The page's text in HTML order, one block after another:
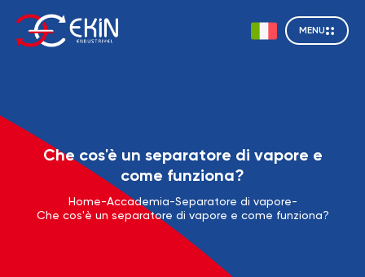
MENU
Che cos'è un separatore di vapore e
come funziona?
Home-Accademia-Separatore di vapore-
Che cos'è un separatore di vapore e come funziona?